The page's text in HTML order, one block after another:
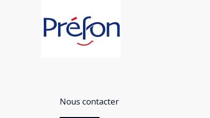
Nous contacter